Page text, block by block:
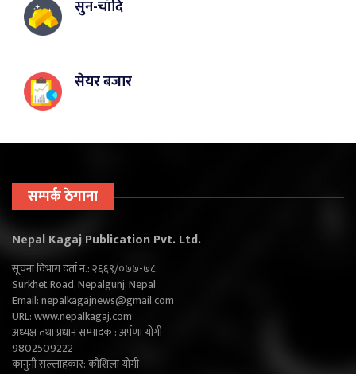
सुन-चाँदि
सेयर बजार
सम्पर्क ठेगाना
Nepal Kagaj Publication Pvt. Ltd.
सूचना विभाग दर्ता नं.: २६६९/०७७-७८
Surkhet Road, Nepalgunj, Nepal
Email:nepalkagajnews@gmail.com
URL: www.nepalkagaj.com
अध्यक्ष तथा प्रधान सम्पादक : अर्पणा योगी
9802509222
कानुनी सल्लाहकार: कौशिला योगी